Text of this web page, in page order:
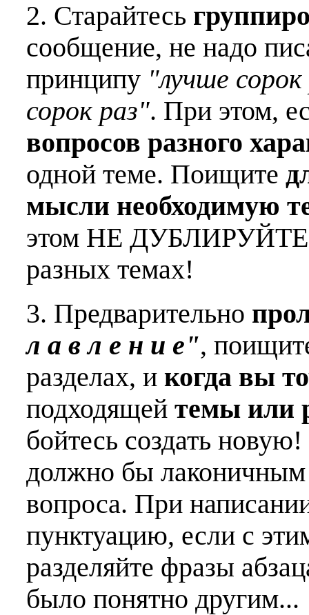
2. Старайтесь
сообщение, не надо
принципу "лучше
сорок раз". При этом,
вопросов разного
одной теме. Поищите
мысли необходимую
этом НЕ ДУБЛИРУЙТЕ
разных темах!
3. Предварительно
л а в л е н и е",
разделах, и когда вы
подходящей темы или
бойтесь создать
должно бы лаконичным
вопроса. При
пунктуацию, если с
разделяйте фразы
было понятно другим...